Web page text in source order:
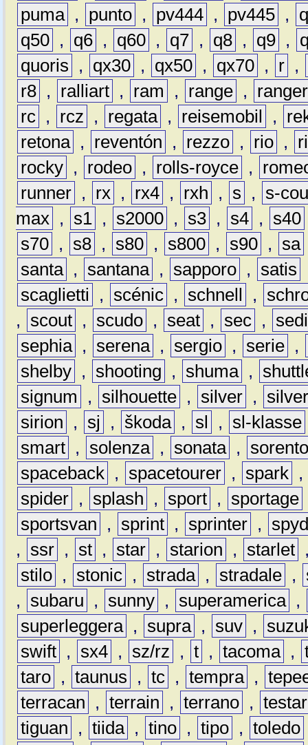
puma , punto , pv444 , pv445 ,
q50 , q6 , q60 , q7 , q8 , q9 ,
quoris
, qx30 , qx50 , qx70 , r ,
r8 , ralliart , ram , range ,
ranger
rc , rcz , regata , reisemobil ,
retona , reventón , rezzo , rio ,
rocky , rodeo , rolls-royce ,
runner , rx , rx4 , rxh , s ,
s-
max , s1 , s2000 , s3 , s4 , s40
s70 , s8 , s80 , s800 , s90 , sa
santa , santana , sapporo , satis
scaglietti
, scénic , schnell ,
,
scout , scudo , seat , sec ,
sephia , serena , sergio , serie ,
shelby , shooting , shuma ,
signum
, silhouette , silver ,
sirion
, sj , škoda , sl , sl-klasse
smart , solenza , sonata ,
spaceback , spacetourer , spark ,
spider , splash , sport , sportage
sportsvan
, sprint , sprinter ,
,
ssr , st , star , starion , starlet
stilo , stonic , strada , stradale ,
,
subaru , sunny , superamerica ,
superleggera , supra , suv ,
swift , sx4 , sz/rz , t , tacoma ,
taro , taunus , tc , tempra ,
terracan
, terrain , terrano ,
tiguan
, tiida , tino , tipo , toledo